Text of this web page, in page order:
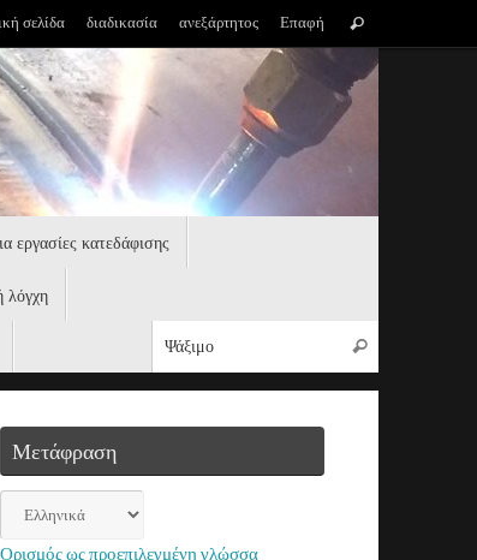
σελίδα διαδικασία ανεξάρτητος Επαφή
για:
Ψάξιμο
εργασίες κατεδάφισης
λόγχη
Ψάξιμο
Μετάφραση
Ορισμός ως προεπιλεγμένη γλώσσα